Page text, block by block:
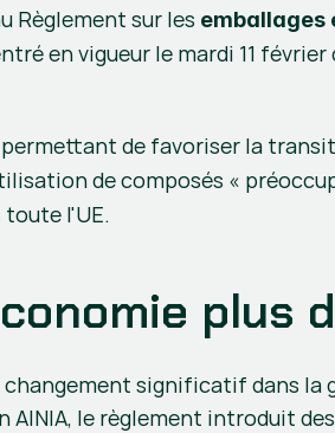
Règlement sur les emballages
de favoriser la
de composés «
l'UE.
plus
significatif dans la
AINIA, le règlement introduit